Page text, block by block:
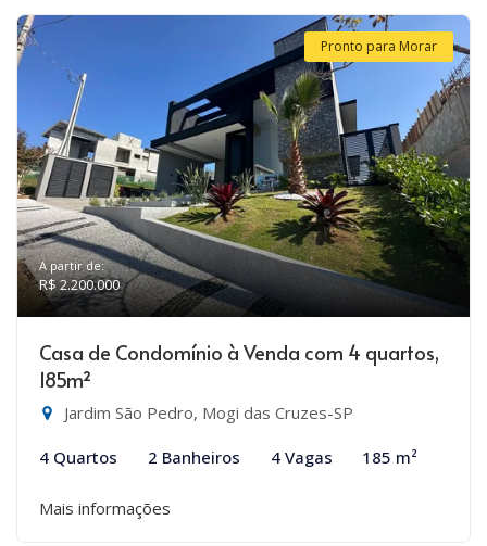
Pronto para Morar
A partir de:
R$ 2.200.000
Casa de Condomínio à Venda com 4 quartos,
185m²
Jardim São Pedro, Mogi das Cruzes-SP
4 Quartos 2 Banheiros 4 Vagas 185 m²
Mais informações